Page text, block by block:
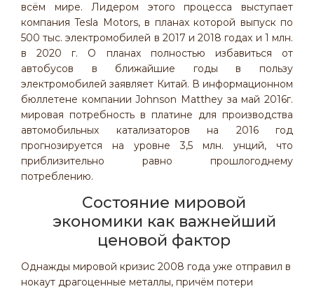
всём мире. Лидером этого процесса выступает
компания Tesla Motors, в планах которой выпуск по
500 тыс. электромобилей в 2017 и 2018 годах и 1 млн.
в 2020 г. О планах полностью избавиться от
автобусов в ближайшие годы в пользу
электромобилей заявляет Китай. В информационном
бюллетене компании Johnson Matthey за май 2016г.
мировая потребность в платине для производства
автомобильных катализаторов на 2016 год
прогнозируется на уровне 3,5 млн. унций, что
приблизительно равно прошлогоднему
потреблению.
Состояние мировой
экономики как важнейший
ценовой фактор
Однажды мировой кризис 2008 года уже отправил в
нокаут драгоценные металлы, причём потери